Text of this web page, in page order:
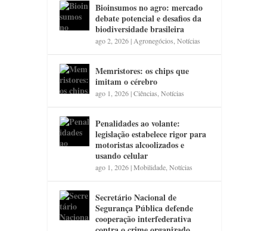
Bioinsumos no agro: mercado
debate potencial e desafios da
biodiversidade brasileira
ago 2, 2026| Agronegócios ,Notícias
Memristores: os chips que
imitam o cérebro
ago 1, 2026|Ciências ,Notícias
Penalidades ao volante:
legislação estabelece rigor para
motoristas alcoolizados e
usando celular
ago 1, 2026|Mobilidade ,Notícias
Secretário Nacional de
Segurança Pública defende
cooperação interfederativa